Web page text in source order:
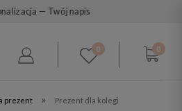
0 0
prezent » Prezent dla kolegi